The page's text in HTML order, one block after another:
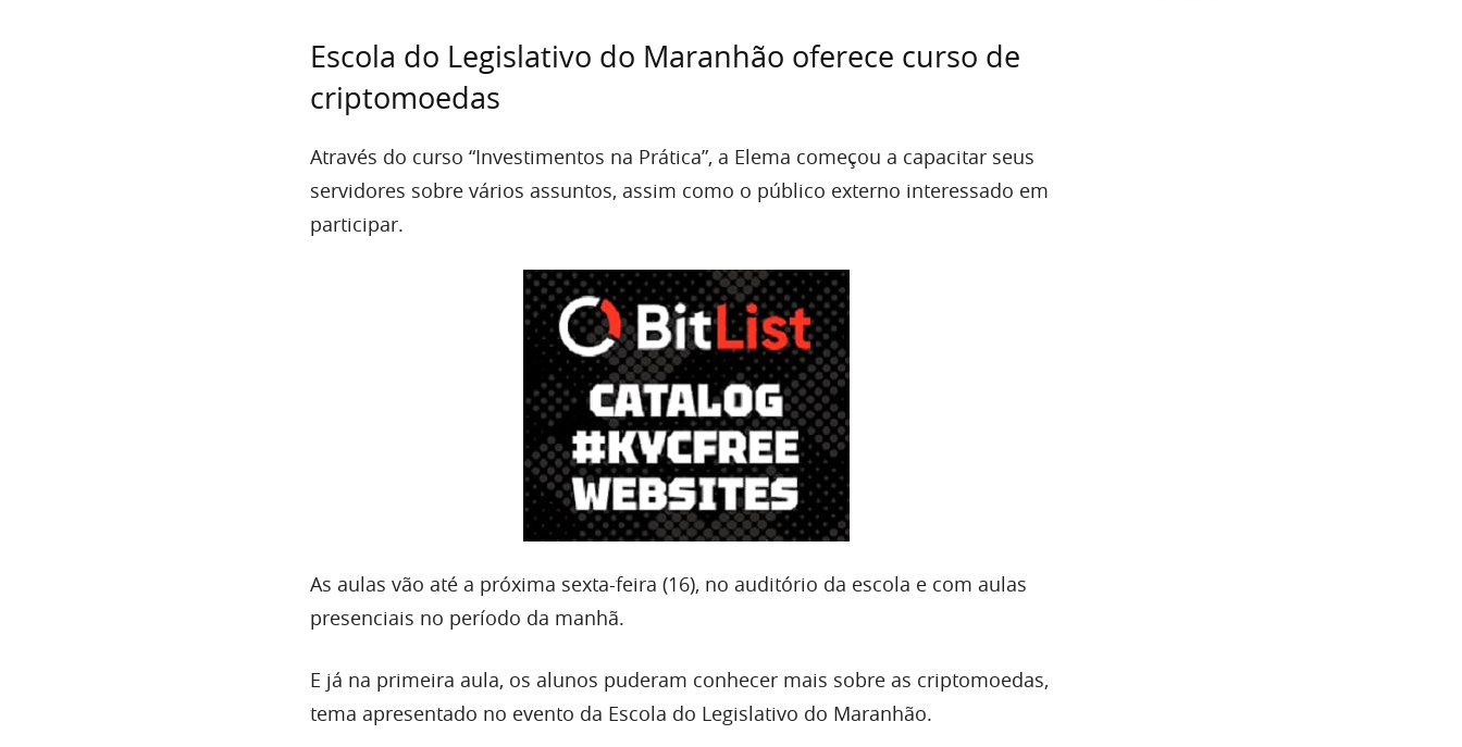
Escola do Legislativo do Maranhão oferece curso de
criptomoedas
Através do curso “Investimentos na Prática”, a Elema começou a capacitar seus
servidores sobre vários assuntos, assim como o público externo interessado em
participar.
As aulas vão até a próxima sexta-feira (16), no auditório da escola e com aulas
presenciais no período da manhã.
E já na primeira aula, os alunos puderam conhecer mais sobre as criptomoedas,
tema apresentado no evento da Escola do Legislativo do Maranhão.